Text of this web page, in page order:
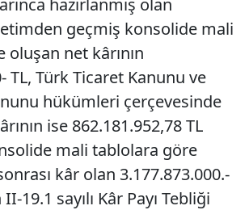
geçmiş konsolide mali
net kârının
TL, Türk Ticaret Kanunu ve
hükümleri çerçevesinde
ise 862.181.952,78 TL
mali tablolara göre
kâr olan 3.177.873.000.-
II-19.1 sayılı Kâr Payı Tebliği